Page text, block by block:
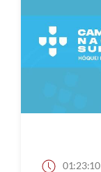
01:23:10